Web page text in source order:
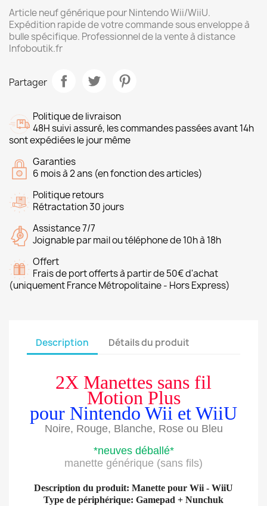
Article neuf générique pour Nintendo Wii/WiiU.
Expédition rapide de votre commande sous enveloppe à
bulle spécifique. Professionnel de la vente à distance
Infoboutik.fr
Partager
Politique de livraison
48H suivi assuré, les commandes passées avant 14h
sont expédiées le jour même
Garanties
6 mois à 2 ans (en fonction des articles)
Politique retours
Rétractation 30 jours
Assistance 7/7
Joignable par mail ou téléphone de 10h à 18h
Offert
Frais de port offerts à partir de 50€ d'achat
(uniquement France Métropolitaine - Hors Express)
Description Détails du produit
2X Manettes sans fil
Motion Plus
pour Nintendo Wii et WiiU
Noire, Rouge, Blanche, Rose ou Bleu
*neuves déballé*
manette générique (sans fils)
Description du produit: Manette pour Wii - WiiU
Type de périphérique: Gamepad + Nunchuk